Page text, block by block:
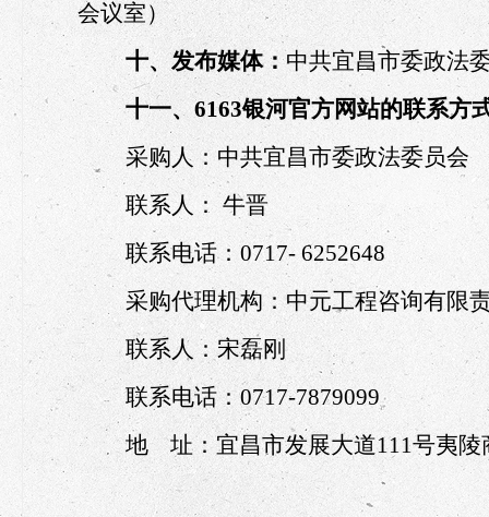
会议室）
十、发布媒体：中共宜昌市委政法
十一、6163银河官方网站的联系方
采购人：中共宜昌市委政法委员会
联系人： 牛晋
联系电话：0717- 6252648
采购代理机构：中元工程咨询有限
联系人：宋磊刚
联系电话：0717-7879099
地
址：宜昌市发展大道111号夷陵